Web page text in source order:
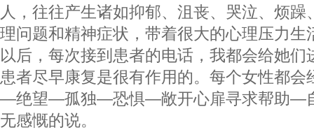
人，往往产生诸如抑郁、沮丧、哭泣、烦躁
理问题和精神症状，带着很大的心理压力生
以后，每次接到患者的电话，我都会给她们
患者尽早康复是很有作用的。每个女性都会
—绝望—孤独—恐惧—敞开心扉寻求帮助—
无感慨的说。